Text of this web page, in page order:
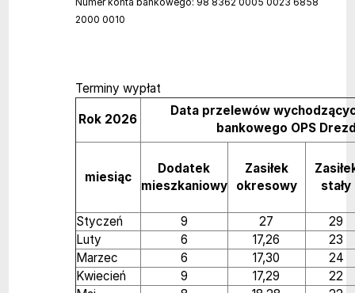
2000 0010
Terminy wypłat
Rok 2026
Data przelewów
bankowego OPS
miesiąc
Dodatek
mieszkaniowy
Zasiłek
okresowy
stały
Styczeń 9 27
29
Luty
6 17,26
23
Marzec
6 17,30
24
Kwiecień
9 17,29
22